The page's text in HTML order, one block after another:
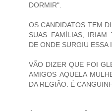
DORMIR".
OS CANDIDATOS TEM
SUAS FAMÍLIAS, IRIAM
DE ONDE SURGIU ESSA
VÃO DIZER QUE FOI
AMIGOS AQUELA
DA REGIÃO. É